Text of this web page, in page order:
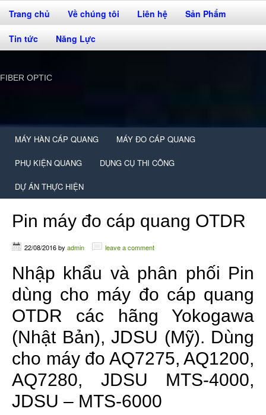
Trang chủ Về chúng tôi Liên hệ Sản Phẩm
Tin tức Năng Lực
FIBER OPTIC
MÁY HÀN CÁP QUANG MÁY ĐO CÁP QUANG
PHỤ KIỆN QUANG DỤNG CỤ THI CÔNG
DỰ ÁN THỰC HIỆN
Pin máy đo cáp quang OTDR
22/08/2016by admin leave a comment
Nhập khẩu và phân phối Pin
dùng cho máy đo cáp quang
OTDR các hãng Yokogawa
(Nhật Bản), JDSU (Mỹ). Dùng
cho máy đo AQ7275, AQ1200,
AQ7280, JDSU MTS-4000,
JDSU – MTS-6000